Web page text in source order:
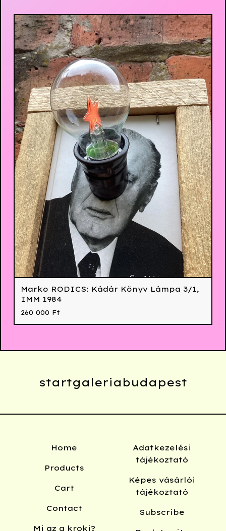
Marko RODICS: Kádár Könyv Lámpa 3/1,
IMM 1984
260 000 Ft
startgaleriabudapest
Home
Products
Cart
Contact
Mi az a kroki?
Adatkezelési
tájékoztató
Képes vásárlói
tájékoztató
Subscribe